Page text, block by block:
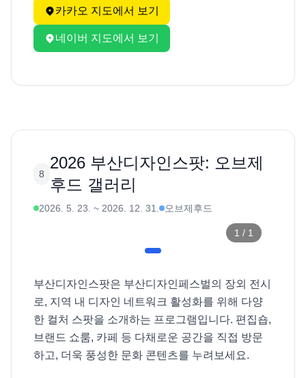
카카오 지도에서 보기
네이버 지도에서 보기
8
2026 부산디자인스팟: 오브제
후드 갤러리
2026. 5. 23. ~ 2026. 12. 31. 오브제후드
1 / 1
부산디자인스팟은 부산디자인페스벌의 장외 전시
로, 지역 내 디자인 네트워크 활성화를 위해 다양
한 컬처 스팟을 소개하는 프로그램입니다. 편집숍,
브랜드 쇼룸, 카페 등 다채로운 공간을 직접 방문
하고, 더욱 풍성한 문화 콘텐츠를 누려보세요.